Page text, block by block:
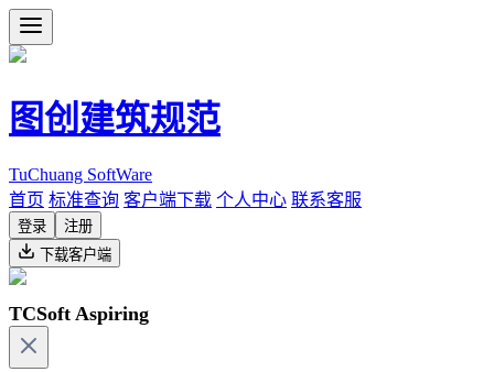
图创建筑规范
TuChuang SoftWare
首页 标准查询 客户端下载 个人中心 联系客服
登录
注册
下载客户端
TCSoft Aspiring